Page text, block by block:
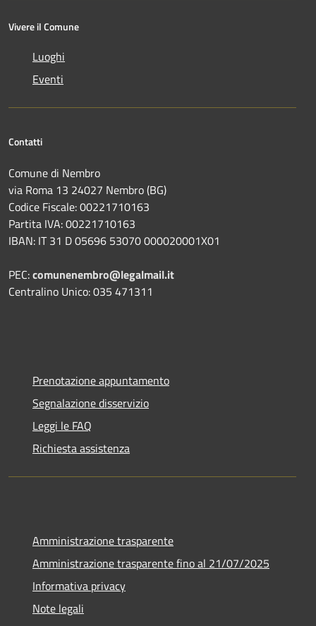
Vivere il Comune
Luoghi
Eventi
Contatti
Comune di Nembro
via Roma 13 24027 Nembro (BG)
Codice Fiscale: 00221710163
Partita IVA: 00221710163
IBAN: IT 31 D 05696 53070 000020001X01
PEC:comunenembro@legalmail.it
Centralino Unico: 035 471311
Prenotazione appuntamento
Segnalazione disservizio
Leggi le FAQ
Richiesta assistenza
Amministrazione trasparente
Amministrazione trasparente fino al 21/07/2025
Informativa privacy
Note legali